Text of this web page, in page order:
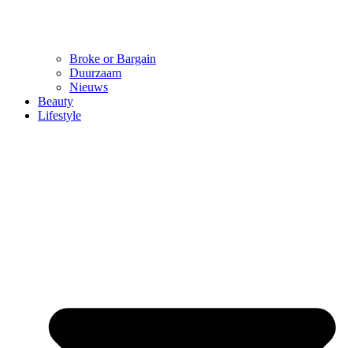
Broke or Bargain
Duurzaam
Nieuws
Beauty
Lifestyle